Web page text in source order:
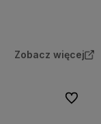
Zobacz więcej
Do